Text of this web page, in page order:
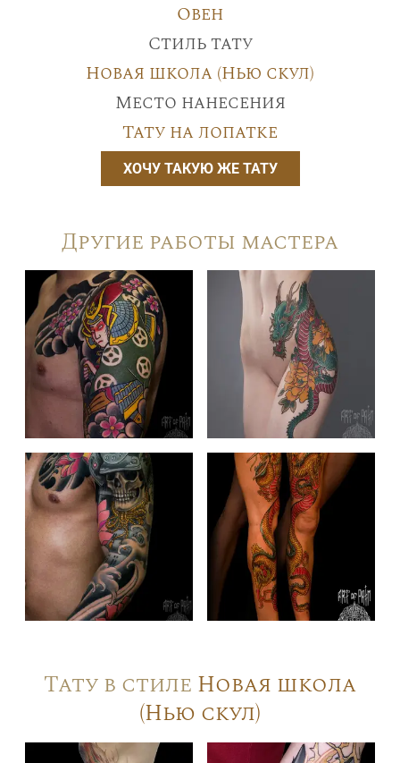
Овен
Стиль тату
Новая школа (Нью скул)
Место нанесения
Тату на лопатке
ХОЧУ ТАКУЮ ЖЕ ТАТУ
Другие работы мастера
Тату в стиле Новая школа
(Нью скул)